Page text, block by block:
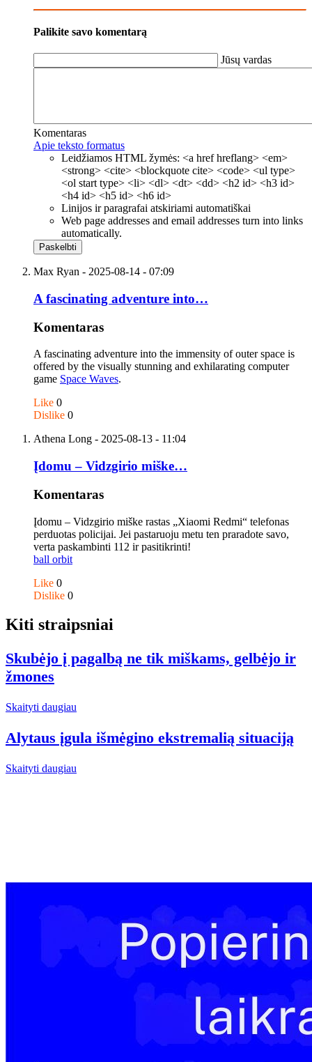
Palikite savo komentarą
Jūsų vardas
Komentaras
Apie teksto formatus
Leidžiamos HTML žymės: <a href hreflang> <em>
<strong> <cite> <blockquote cite> <code> <ul type>
<ol start type> <li> <dl> <dt> <dd> <h2 id> <h3 id>
<h4 id> <h5 id> <h6 id>
Linijos ir paragrafai atskiriami automatiškai
Web page addresses and email addresses turn into links
automatically.
Max Ryan - 2025-08-14 - 07:09
A fascinating adventure into…
Komentaras
A fascinating adventure into the immensity of outer space is
offered by the visually stunning and exhilarating computer
game Space Waves.
Like 0
Dislike 0
Athena Long - 2025-08-13 - 11:04
Įdomu – Vidzgirio miške…
Komentaras
Įdomu – Vidzgirio miške rastas „Xiaomi Redmi“ telefonas
perduotas policijai. Jei pastaruoju metu ten praradote savo,
verta paskambinti 112 ir pasitikrinti!
ball orbit
Like 0
Dislike 0
Kiti straipsniai
Skubėjo į pagalbą ne tik miškams, gelbėjo ir
žmones
Skaityti daugiau
Alytaus įgula išmėgino ekstremalią situaciją
Skaityti daugiau